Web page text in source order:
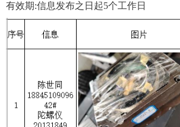
有效期:信息发布之日起5个工作日